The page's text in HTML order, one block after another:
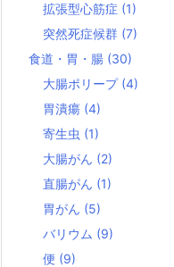
拡張型心筋症 (1)
突然死症候群 (7)
食道・胃・腸 (30)
大腸ポリープ (4)
胃潰瘍 (4)
寄生虫 (1)
大腸がん (2)
直腸がん (1)
胃がん (5)
バリウム (9)
便 (9)